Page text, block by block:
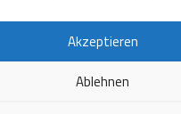
Akzeptieren
Ablehnen